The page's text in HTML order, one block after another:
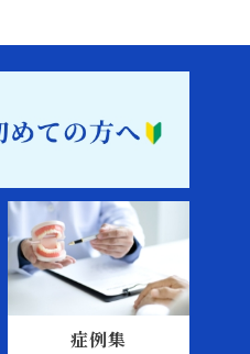
症例集